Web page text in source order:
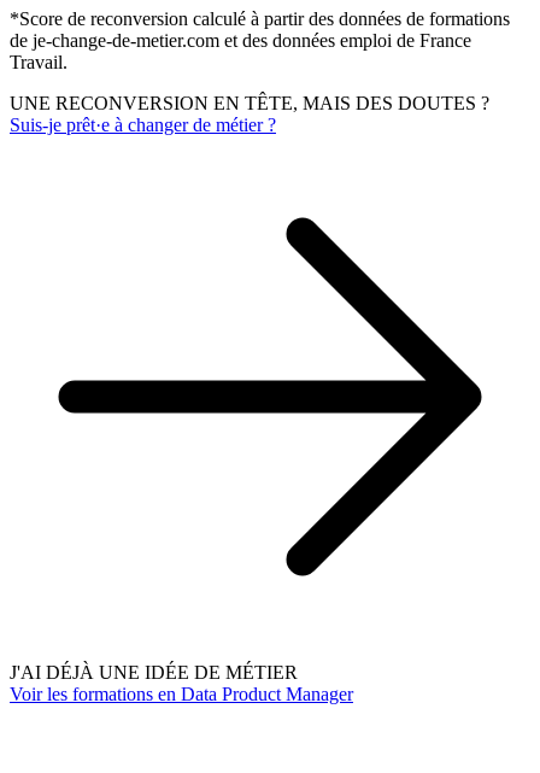
*Score de reconversion calculé à partir des données de formations
de je-change-de-metier.com et des données emploi de France
Travail.
UNE RECONVERSION EN TÊTE, MAIS DES DOUTES ?
Suis-je prêt·e à changer de métier ?
J'AI DÉJÀ UNE IDÉE DE MÉTIER
Voir les formations en Data Product Manager